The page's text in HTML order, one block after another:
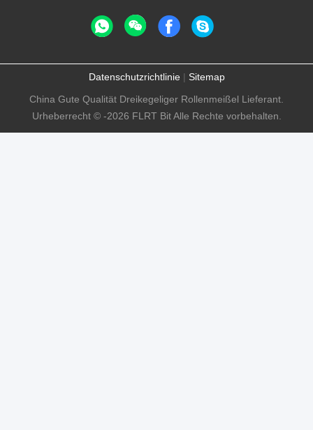
Datenschutzrichtlinie| Sitemap
China Gute Qualität Dreikegeliger Rollenmeißel Lieferant.
Urheberrecht © -2026 FLRT Bit Alle Rechte vorbehalten.